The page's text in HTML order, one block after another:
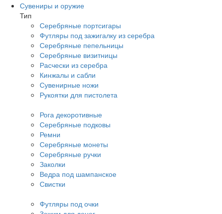
Сувениры и оружие
Тип
Серебряные портсигары
Футляры под зажигалку из серебра
Серебряные пепельницы
Серебряные визитницы
Расчески из серебра
Кинжалы и сабли
Сувенирные ножи
Рукоятки для пистолета
Рога декоротивные
Серебряные подковы
Ремни
Серебряные монеты
Серебряные ручки
Заколки
Ведра под шампанское
Свистки
Футляры под очки